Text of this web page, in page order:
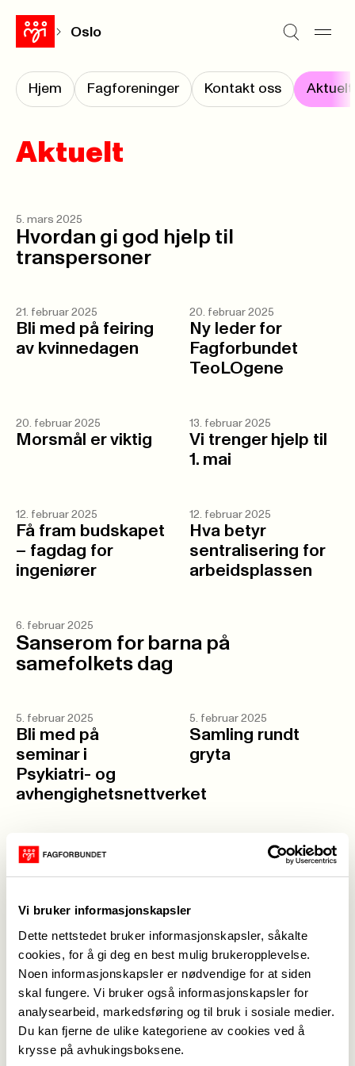
Vi bruker informasjonskapsler
Dette nettstedet bruker informasjonskapsler, såkalte
cookies, for å gi deg en best mulig brukeropplevelse.
Noen informasjonskapsler er nødvendige for at siden
skal fungere. Vi bruker også informasjonskapsler for
analysearbeid, markedsføring og til bruk i sosiale medier.
Du kan fjerne de ulike kategoriene av cookies ved å
krysse på avhukingsboksene.
Oslo
Hjem Fagforeninger Kontakt oss Aktuelt
Aktuelt
5. mars 2025
Hvordan gi god hjelp til
transpersoner
21. februar 2025
Bli med på feiring
av kvinnedagen
20. februar 2025
Ny leder for
Fagforbundet
TeoLOgene
20. februar 2025
Morsmål er viktig
13. februar 2025
Vi trenger hjelp til
1. mai
12. februar 2025
Få fram budskapet
– fagdag for
ingeniører
12. februar 2025
Hva betyr
sentralisering for
arbeidsplassen
6. februar 2025
Sanserom for barna på
samefolkets dag
5. februar 2025
Bli med på
seminar i
Psykiatri- og
avhengighetsnettverket
5. februar 2025
Samling rundt
gryta
4. februar 2025
Bli med på
arbeidsmiljø
Løftebruddene til
fortsetter
3. februar 2025
Lønn som fortjent
– syk som
fortjent?
30. januar 2025
En sterk stemme
for arbeidstakerne